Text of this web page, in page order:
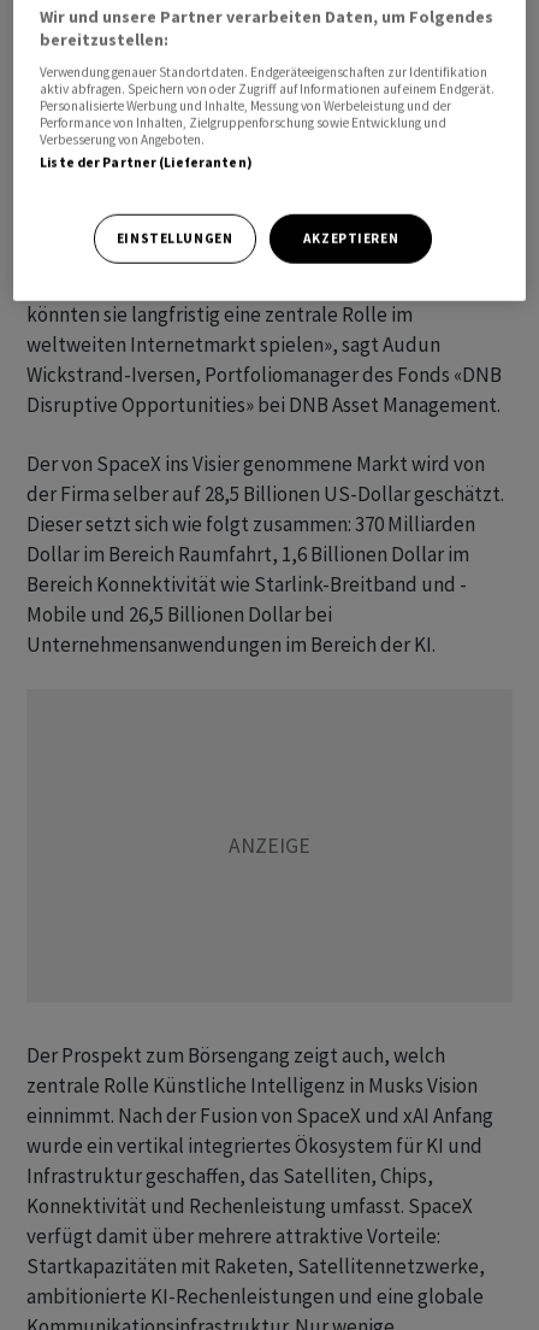
gleichzeitig schnell wachsender globaler Nutzerbasis.
Starlink bedient mittlerweile weltweit über 10
Millionen Abonnenten, was die steigende Nachfrage
nach satellitenbasierter Konnektivität in entwickelten
und unterversorgten Märkten unterstreicht. «SpaceX
grundlegend zu verändern. Mit ihrem
Satellitennetzwerk schaffen sie eine Reichweite, die
könnten sie langfristig eine zentrale Rolle im
weltweiten Internetmarkt spielen», sagt Audun
Wickstrand-Iversen, Portfoliomanager des Fonds «DNB
Disruptive Opportunities» bei DNB Asset Management.
Der von SpaceX ins Visier genommene Markt wird von
der Firma selber auf 28,5 Billionen US-Dollar geschätzt.
Dieser setzt sich wie folgt zusammen: 370 Milliarden
Dollar im Bereich Raumfahrt, 1,6 Billionen Dollar im
Bereich Konnektivität wie Starlink-Breitband und -
Mobile und 26,5 Billionen Dollar bei
Unternehmensanwendungen im Bereich der KI.
Der Prospekt zum Börsengang zeigt auch, welch
zentrale Rolle Künstliche Intelligenz in Musks Vision
einnimmt. Nach der Fusion von SpaceX und xAI Anfang
wurde ein vertikal integriertes Ökosystem für KI und
Infrastruktur geschaffen, das Satelliten, Chips,
Konnektivität und Rechenleistung umfasst. SpaceX
verfügt damit über mehrere attraktive Vorteile:
Startkapazitäten mit Raketen, Satellitennetzwerke,
ambitionierte KI-Rechenleistungen und eine globale
Wir und unsere Partner verarbeiten Daten, um Folgendes
bereitzustellen:
Verwendung genauer Standortdaten. Endgeräteeigenschaften zur Identifikation
aktiv abfragen. Speichern von oder Zugriff auf Informationen auf einem Endgerät.
Personalisierte Werbung und Inhalte, Messung von Werbeleistung und der
Performance von Inhalten, Zielgruppenforschung sowie Entwicklung und
Verbesserung von Angeboten.
Liste der Partner (Lieferanten)
EINSTELLUNGEN AKZEPTIEREN